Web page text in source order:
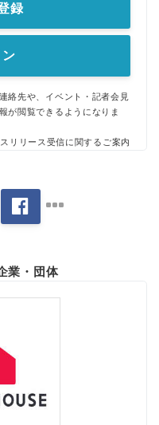
録
ン
絡先や、イベント・記者会見
が閲覧できるようになりま
リリース受信に関するご案内
業・団体